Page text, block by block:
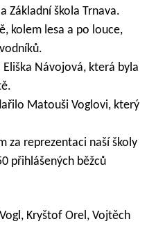
Základní škola Trnava.
kolem lesa a po louce,
Návojová, která byla
Matouši Voglovi, který
za reprezentaci naší školy
přihlášených běžců
Kryštof Orel, Vojtěch